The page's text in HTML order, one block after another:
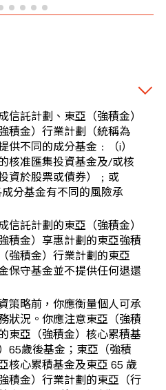
信託計劃、東亞（強積金）
積金）行業計劃（統稱為
供不同的成分基金﹕（i）
核准匯集投資基金及/或核
資於股票或債券）﹔或
成分基金有不同的風險承
信託計劃的東亞（強積金）
積金）享惠計劃的東亞強積
強積金）行業計劃的東亞
保守基金並不提供任何退還
策略前，你應衡量個人可承
狀況。你應注意東亞（強積
東亞（強積金）核心累積基
65歲後基金；東亞（強積
核心累積基金及東亞 65 歲
積金）行業計劃的東亞（行